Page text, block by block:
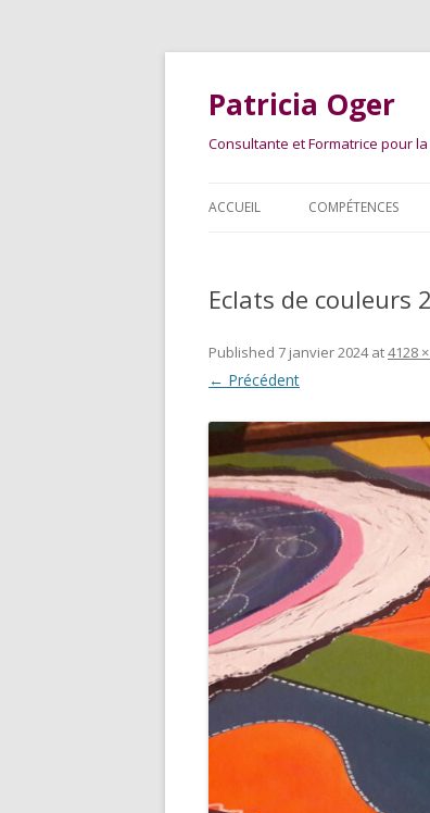
Patricia Oger
Consultante et Formatrice pour
ACCUEIL COMPÉTENCES
Eclats de couleurs 2
Published 7 janvier 2024at4128
← Précédent